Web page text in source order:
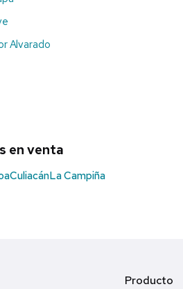
Alvarado
en venta
CuliacánLa Campiña
Producto